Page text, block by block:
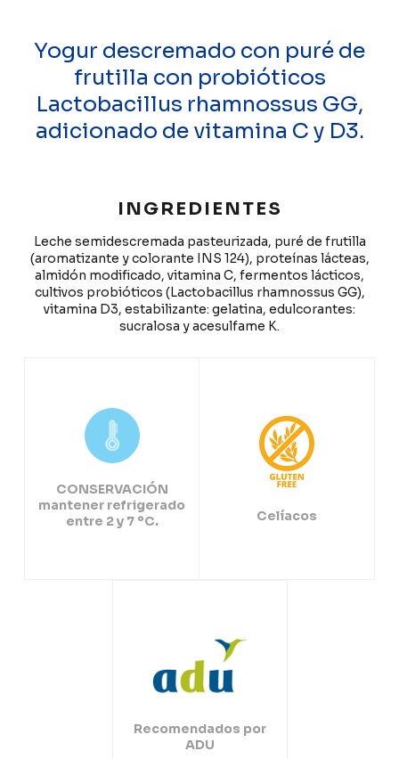
Yogur descremado con puré de
frutilla con probióticos
Lactobacillus rhamnossus GG,
adicionado de vitamina C y D3.
INGREDIENTES
Leche semidescremada pasteurizada, puré de frutilla
(aromatizante y colorante INS 124), proteínas lácteas,
almidón modificado, vitamina C, fermentos lácticos,
cultivos probióticos (Lactobacillus rhamnossus GG),
vitamina D3, estabilizante: gelatina, edulcorantes:
sucralosa y acesulfame K.
CONSERVACIÓN
mantener refrigerado
entre 2 y 7 ºC.
Celíacos
Recomendados por
ADU